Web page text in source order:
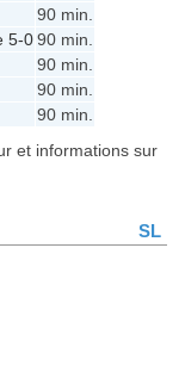
90 min.
5-090 min.
90 min.
90 min.
90 min.
et informations sur
SL